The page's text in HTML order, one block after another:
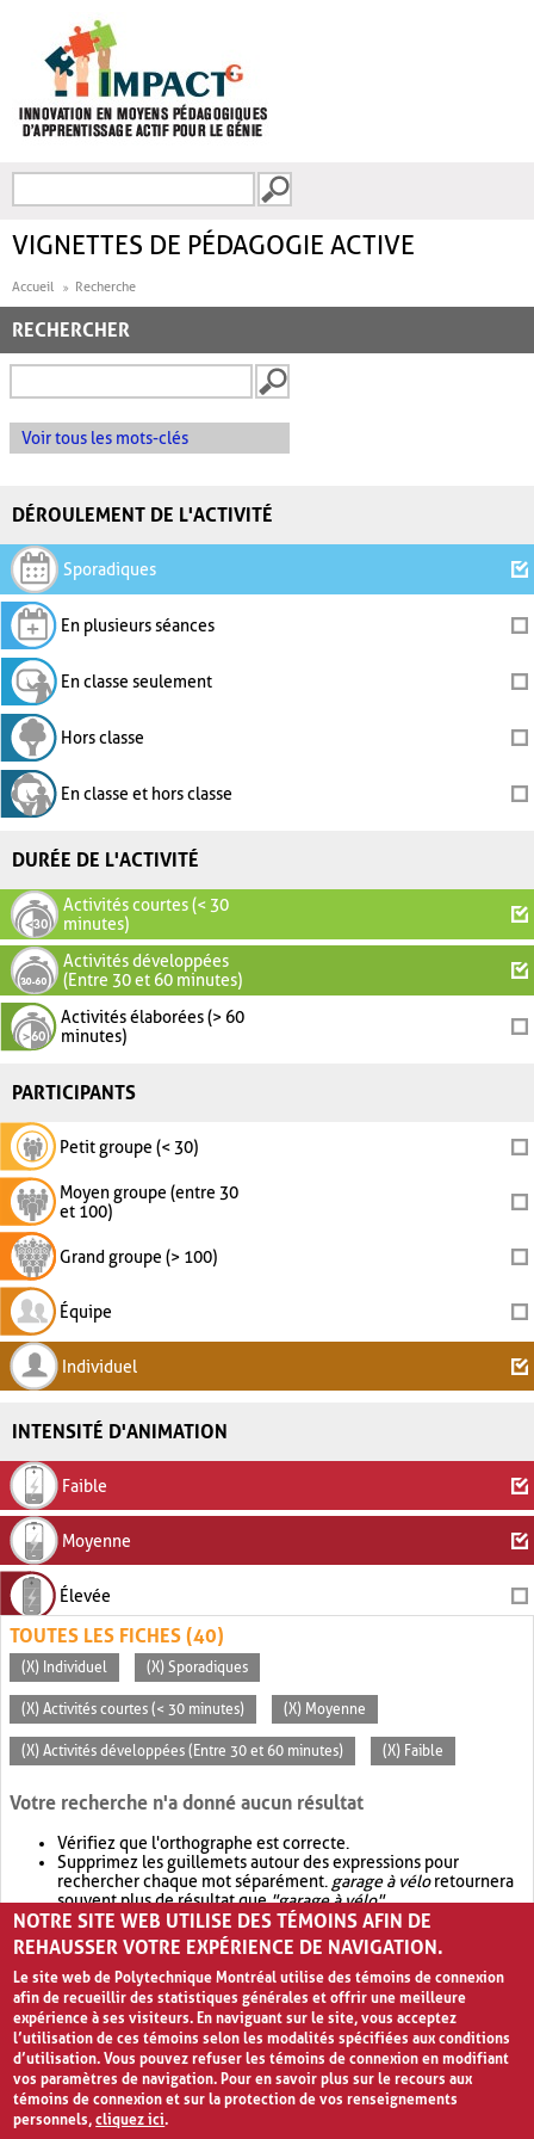
FORMULAIRE DE
VIGNETTES DE PÉDAGOGIE ACTIVE
Accueil Recherche
RECHERCHER
Voir tous les mots-clés
DÉROULEMENT DE L'ACTIVITÉ
Sporadiques
En plusieurs séances
En classe seulement
Hors classe
En classe et hors classe
DURÉE DE L'ACTIVITÉ
Activités courtes (< 30
minutes)
Activités développées
(Entre 30 et 60 minutes)
Activités élaborées (> 60
minutes)
PARTICIPANTS
Petit groupe (< 30)
Moyen groupe (entre 30
et 100)
Grand groupe (> 100)
Équipe
Individuel
INTENSITÉ D'ANIMATION
Faible
Moyenne
Élevée
TOUTES LES FICHES (40)
(X) Individuel (X) Sporadiques
(X) Activités courtes (< 30 minutes) (X) Moyenne
(X) Activités développées (Entre 30 et 60 minutes) (X) Faible
Votre recherche n'a donné aucun résultat
Vérifiez que l'orthographe est correcte.
Supprimez les guillemets autour des expressions pour
rechercher chaque mot séparément. garage à véloretournera
souvent plus de résultat que"garage à vélo".
Envisagez d'élargir votre recherche avec OR.garage OR vélo
retournera souvent plus de résultat quegarage à vélo
NOTRE SITE WEB UTILISE DES TÉMOINS AFIN DE
REHAUSSER VOTRE EXPÉRIENCE DE NAVIGATION.
Le site web de Polytechnique Montréal utilise des témoins de connexion
afin de recueillir des statistiques générales et offrir une meilleure
expérience à ses visiteurs. En naviguant sur le site, vous acceptez
l’utilisation de ces témoins selon les modalités spécifiées aux conditions
d’utilisation. Vous pouvez refuser les témoins de connexion en modifiant
vos paramètres de navigation. Pour en savoir plus sur le recours aux
témoins de connexion et sur la protection de vos renseignements
personnels,cliquez ici.